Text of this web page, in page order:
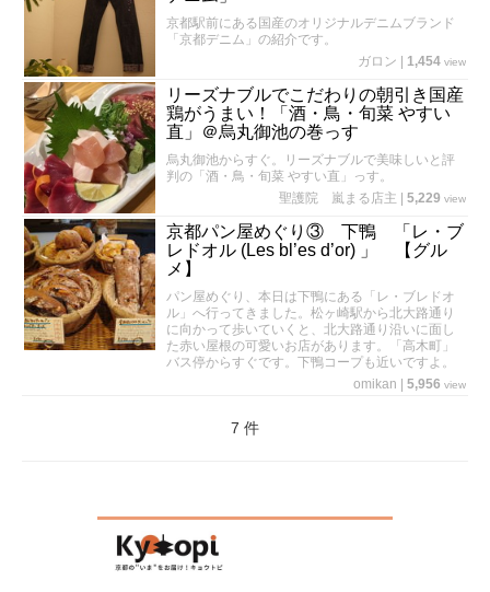
京都駅前にある国産のオリジナルデニムブランド
「京都デニム」の紹介です。
ガロン
1,454 view
リーズナブルでこだわりの朝引き国産
鶏がうまい！「酒・鳥・旬菜 やすい
直」＠烏丸御池の巻っす
烏丸御池からすぐ。リーズナブルで美味しいと評
判の「酒・鳥・旬菜 やすい直」っす。
聖護院 嵐まる店主
5,229 view
京都パン屋めぐり③ 下鴨 「レ・ブ
レドオル (Les bl’es d’or) 」 【グル
メ】
パン屋めぐり、本日は下鴨にある「レ・ブレドオ
ル」へ行ってきました。松ヶ崎駅から北大路通り
に向かって歩いていくと、北大路通り沿いに面し
た赤い屋根の可愛いお店があります。「高木町」
バス停からすぐです。下鴨コープも近いですよ。
omikan
5,956 view
7 件